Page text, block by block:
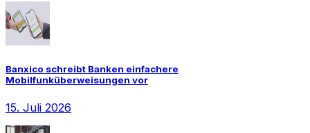
Banxico schreibt Banken einfachere
Mobilfunküberweisungen vor
15. Juli 2026